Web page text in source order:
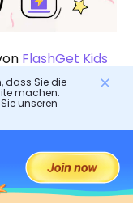
FlashGet Kids
. Damit
auf YouTube
markierte oder
ermöglichen,
dass Sie die
machen.
unseren